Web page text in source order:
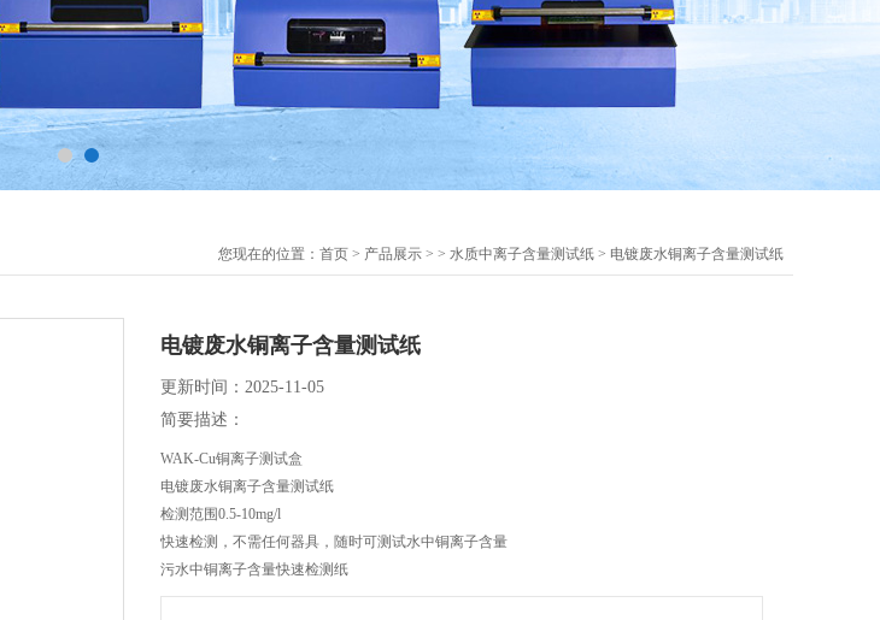
您现在的位置： 首页 > 产品展示 > > 水质中离子含量测试纸 > 电镀废水铜离子含量测试纸
电镀废水铜离子含量测试纸
更新时间：2025-11-05
简要描述：
WAK-Cu铜离子测试盒
电镀废水铜离子含量测试纸
检测范围0.5-10mg/l
快速检测，不需任何器具，随时可测试水中铜离子含量
污水中铜离子含量快速检测纸